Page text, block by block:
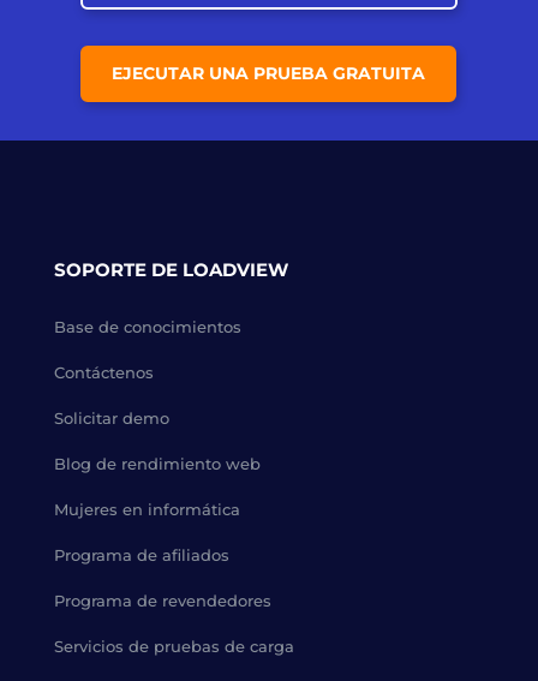
EJECUTAR UNA PRUEBA GRATUITA
SOPORTE DE LOADVIEW
Base de conocimientos
Contáctenos
Solicitar demo
Blog de rendimiento web
Mujeres en informática
Programa de afiliados
Programa de revendedores
Servicios de pruebas de carga